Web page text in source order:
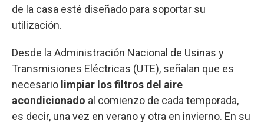
de la casa esté diseñado para soportar su
utilización.
Desde la Administración Nacional de Usinas y
Transmisiones Eléctricas (UTE), señalan que es
necesario limpiar los filtros del aire
acondicionado al comienzo de cada temporada,
es decir, una vez en verano y otra en invierno. En su